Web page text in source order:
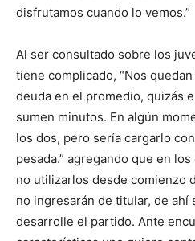
disfrutamos cuando lo vemos.”
Al ser consultado sobre los
tiene complicado, “Nos
deuda en el promedio, quizás
sumen minutos. En algún
los dos, pero sería cargarlo
pesada.” agregando que en
no utilizarlos desde comienzo
no ingresarán de titular, de ahí
desarrolle el partido. Ante